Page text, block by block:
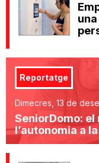
Reportatge
Dimecres, 13 de
SeniorDomo:
l’autonomia a